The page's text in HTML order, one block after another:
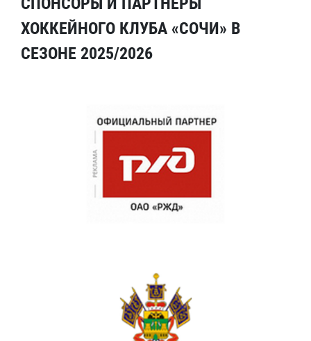
ХОККЕЙНОГО КЛУБА «СОЧИ» В
СЕЗОНЕ 2025/2026